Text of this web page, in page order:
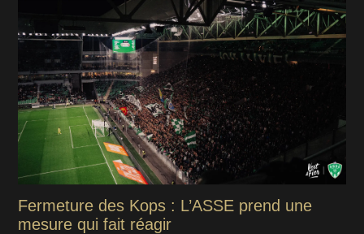
Fermeture des Kops : L’ASSE prend une
mesure qui fait réagir